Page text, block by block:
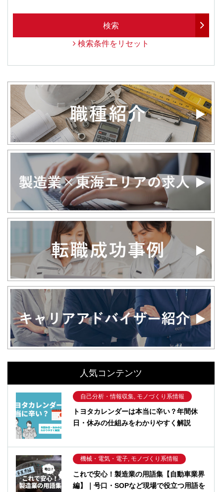
検索
検索条件をリセット
人気コンテンツ
自己分析・情報収集, モノづくり系情報
トヨタカレンダーは本当に辛い？年間休
日・休みの仕組みをわかりやすく解説
機械・電気・電子, モノづくり系情報
これで安心！製造業の用語集【自動車業界
編】｜号口・SOPなど現場で役立つ用語を